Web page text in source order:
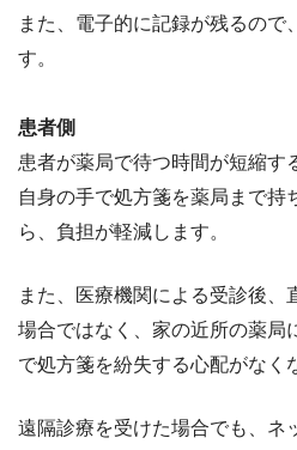
また、電子的に記録が残るので
す。
患者側
患者が薬局で待つ時間が短縮す
自身の手で処方箋を薬局まで持
ら、負担が軽減します。
また、医療機関による受診後、
場合ではなく、家の近所の薬局
で処方箋を紛失する心配がなく
遠隔診療を受けた場合でも、ネ